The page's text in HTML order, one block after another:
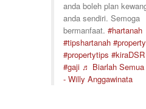
anda boleh plan
anda sendiri. Semoga
bermanfaat. #hartanah
#tipshartanah #property
#propertytips #kiraDSR
#gaji ♬ Biarlah Semua
- Willy Anggawinata